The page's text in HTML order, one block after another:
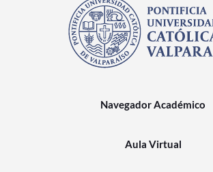
Navegador Académico
Aula Virtual